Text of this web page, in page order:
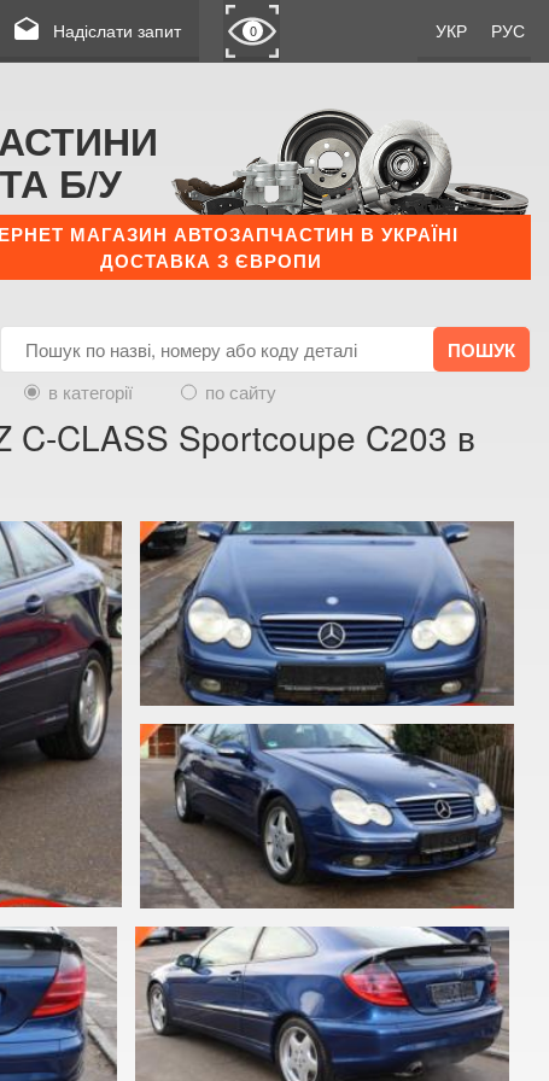
УКР РУС
drafts Надіслати запит 0
Б/У
МАГАЗИН АВТОЗАПЧАСТИН В УКРАЇНІ
ДОСТАВКА З ЄВРОПИ
в категорії
по сайту
C-CLASS Sportcoupe C203 в